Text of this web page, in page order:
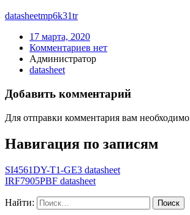
datasheetmp6k31tr
17 марта, 2020
Комментариев нет
Администратор
datasheet
Добавить комментарий
Для отправки комментария вам необходимо
Навигация по записям
SI4561DY-T1-GE3 datasheet
IRF7905PBF datasheet
Найти: